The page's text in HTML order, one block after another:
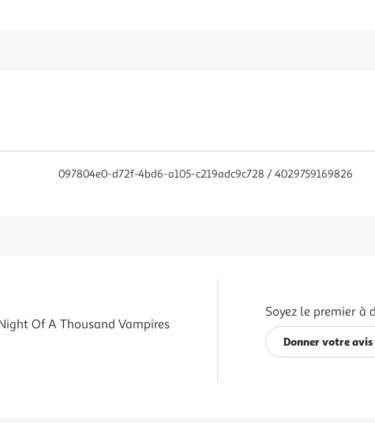
097804e0-d72f-4bd6-a105-c219adc9c728 / 4029759169826
Of A Thousand Vampires
Soyez le premier à
Donner votre avis